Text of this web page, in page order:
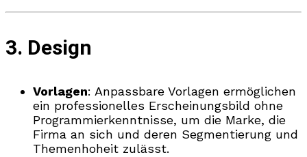
3. Design
Vorlagen: Anpassbare Vorlagen ermöglichen
ein professionelles Erscheinungsbild ohne
Programmierkenntnisse, um die Marke, die
Firma an sich und deren Segmentierung und
Themenhoheit zulässt.